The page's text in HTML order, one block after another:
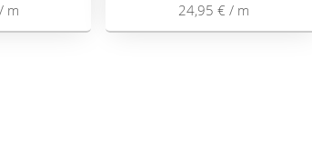
/ m 24,95 € / m